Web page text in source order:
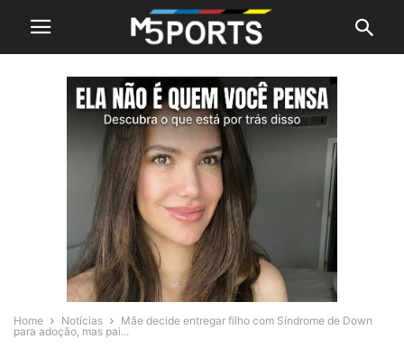
Home Notícias
Mãe decide entregar filho com Síndrome de Down
para adoção, mas pai...